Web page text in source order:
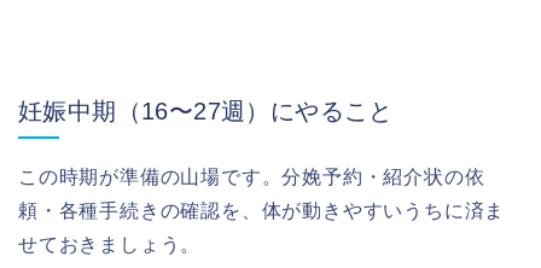
妊娠中期（16〜27週）にやること
この時期が準備の山場です。分娩予約・紹介状の依
頼・各種手続きの確認を、体が動きやすいうちに済ま
せておきましょう。